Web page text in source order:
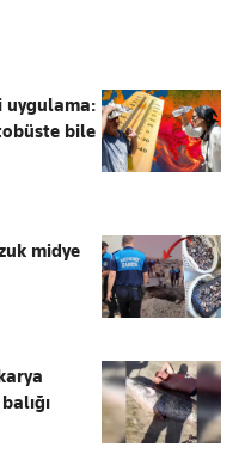
uygulama:
bile
midye